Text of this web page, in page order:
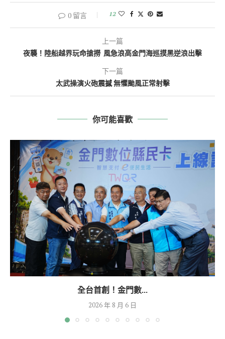
0 留言 12
上一篇
夜襲！陸船越界玩命搶撈 風急浪高金門海巡摸黑逆浪出擊
下一篇
太武操演火砲震撼 無懼颱風正常射擊
你可能喜歡
全台首創！金門數...
2026 年 8 月 6 日